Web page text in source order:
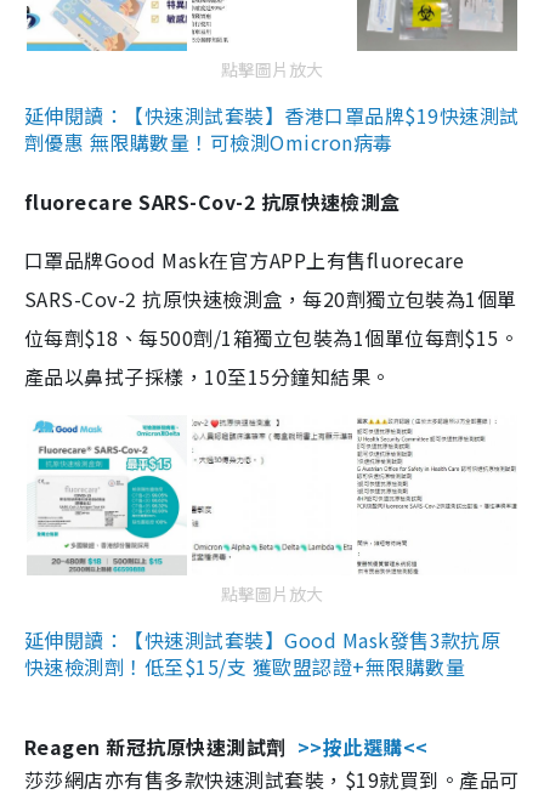
點擊圖片放大
延伸閱讀：【快速測試套裝】香港口罩品牌$19快速測試
劑優惠 無限購數量！可檢測Omicron病毒
fluorecare SARS-Cov-2 抗原快速檢測盒
口罩品牌Good Mask在官方APP上有售fluorecare
SARS-Cov-2 抗原快速檢測盒，每20劑獨立包裝為1個單
位每劑$18、每500劑/1箱獨立包裝為1個單位每劑$15。
產品以鼻拭子採樣，10至15分鐘知結果。
點擊圖片放大
延伸閱讀：【快速測試套裝】Good Mask發售3款抗原
快速檢測劑！低至$15/支 獲歐盟認證+無限購數量
Reagen 新冠抗原快速測試劑 >>按此選購<<
莎莎網店亦有售多款快速測試套裝，$19就買到。產品可